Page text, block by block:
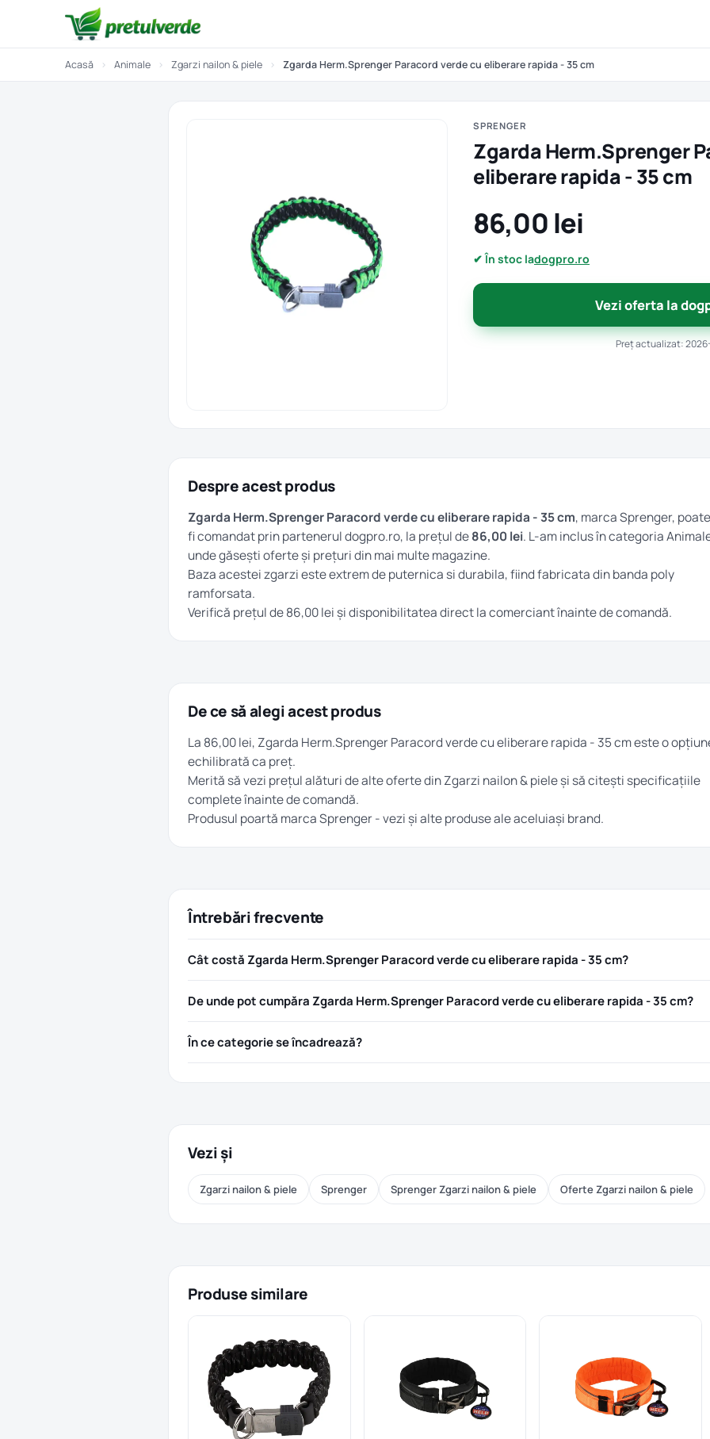
Acasă › Animale › Zgarzi nailon & piele › Zgarda Herm.Sprenger Paracord verde cu eliberare rapida - 35 cm
SPRENGER
Zgarda Herm.Sprenger
eliberare rapida - 35 cm
86,00 lei
✔ În stoc ladogpro.ro
Vezi oferta la
Preț actualizat:
Despre acest produs
Zgarda Herm.Sprenger Paracord verde cu eliberare rapida - 35 cm, marca Sprenger, poate
fi comandat prin partenerul dogpro.ro, la prețul de86,00 lei. L-am inclus în categoria
unde găsești oferte și prețuri din mai multe magazine.
Baza acestei zgarzi este extrem de puternica si durabila, fiind fabricata din banda poly
ramforsata.
Verifică prețul de 86,00 lei și disponibilitatea direct la comerciant înainte de comandă.
De ce să alegi acest produs
La 86,00 lei, Zgarda Herm.Sprenger Paracord verde cu eliberare rapida - 35 cm este o
echilibrată ca preț.
Merită să vezi prețul alături de alte oferte dinZgarzi nailon & pieleși să citești specificațiile
complete înainte de comandă.
Produsul poartă marcaSprenger- vezi și alte produse ale aceluiași brand.
Întrebări frecvente
Cât costă Zgarda Herm.Sprenger Paracord verde cu eliberare rapida - 35 cm?
De unde pot cumpăra Zgarda Herm.Sprenger Paracord verde cu eliberare rapida - 35 cm?
În ce categorie se încadrează?
Vezi și
Zgarzi nailon & piele Sprenger Sprenger Zgarzi nailon & piele Oferte Zgarzi nailon & piele
Produse similare